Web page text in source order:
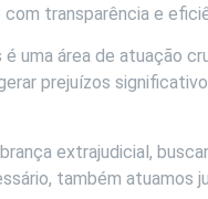
transparência e
área de atuação
prejuízos
extrajudicial,
também